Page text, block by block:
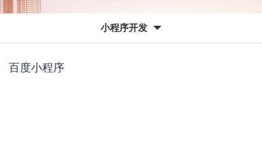
小程序开发
百度小程序